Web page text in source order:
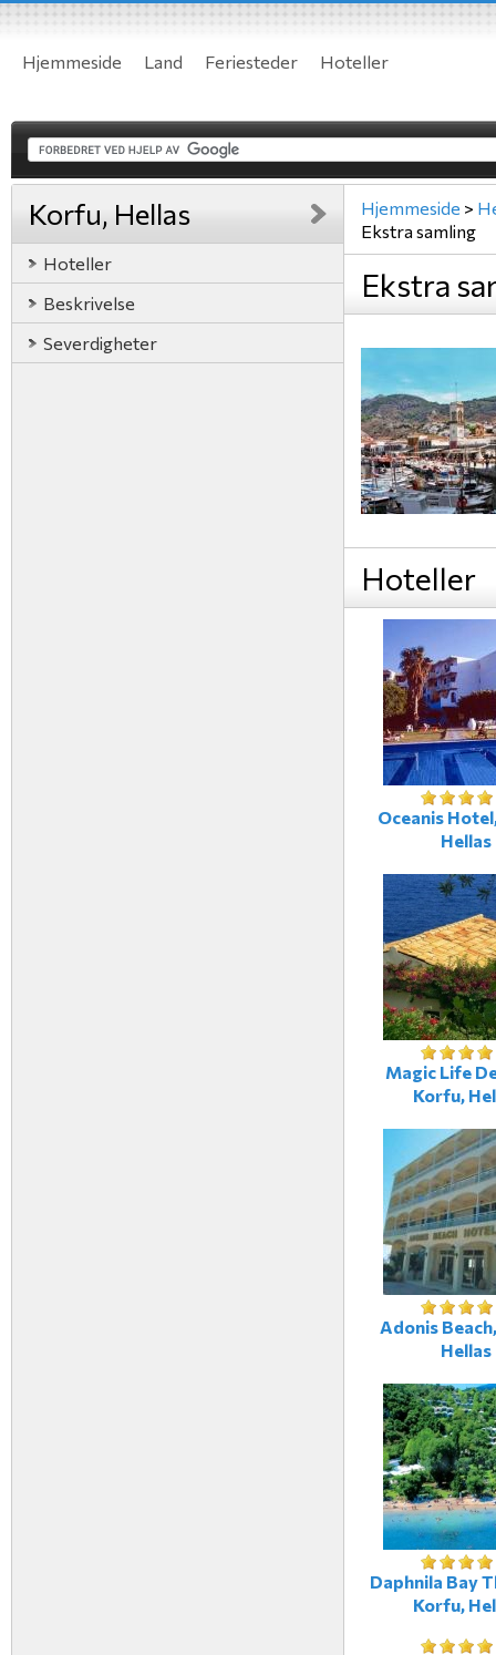
Hjemmeside Land Feriesteder Hoteller
Korfu, Hellas
Hoteller
Beskrivelse
Severdigheter
Hjemmeside >
Ekstra samling
Ekstra
Hoteller
Oceanis
Hellas
Magic Life
Korfu,
Adonis
Hellas
Daphnila Bay
Korfu,